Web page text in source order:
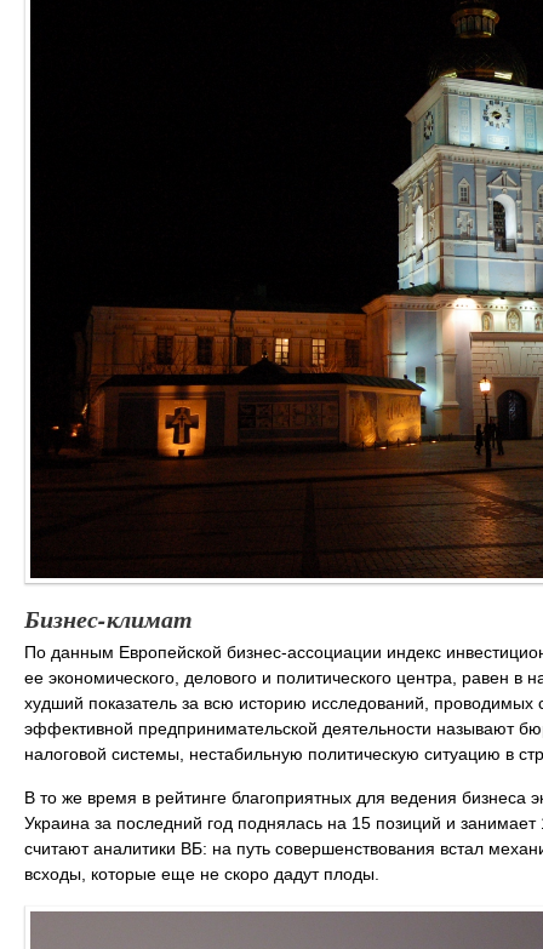
Бизнес-климат
По данным Европейской бизнес-ассоциации индекс
ее экономического, делового и политического центра, равен
худший показатель за всю историю исследований,
эффективной предпринимательской деятельности называют
налоговой системы, нестабильную политическую ситуацию в
В то же время в рейтинге благоприятных для ведения
Украина за последний год поднялась на 15 позиций и
считают аналитики ВБ: на путь совершенствования встал
всходы, которые еще не скоро дадут плоды.